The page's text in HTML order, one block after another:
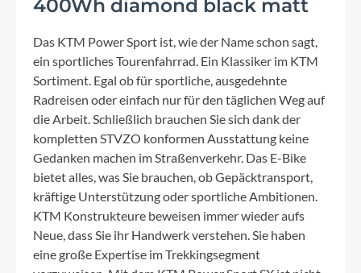
400Wh diamond black matt
Das KTM Power Sport ist, wie der Name schon sagt,
ein sportliches Tourenfahrrad. Ein Klassiker im KTM
Sortiment. Egal ob für sportliche, ausgedehnte
Radreisen oder einfach nur für den täglichen Weg auf
die Arbeit. Schließlich brauchen Sie sich dank der
kompletten STVZO konformen Ausstattung keine
Gedanken machen im Straßenverkehr. Das E-Bike
bietet alles, was Sie brauchen, ob Gepäcktransport,
kräftige Unterstützung oder sportliche Ambitionen.
KTM Konstrukteure beweisen immer wieder aufs
Neue, dass Sie ihr Handwerk verstehen. Sie haben
eine große Expertise im Trekkingsegment